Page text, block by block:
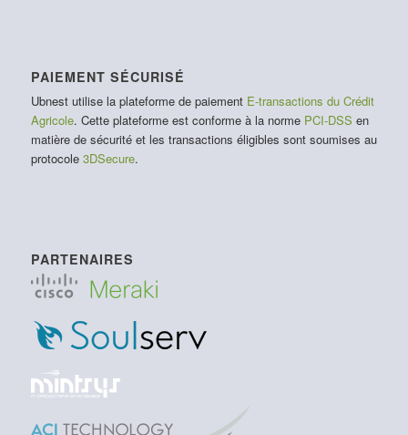
PAIEMENT SÉCURISÉ
Ubnest utilise la plateforme de paiement E-transactions du Crédit
Agricole. Cette plateforme est conforme à la norme PCI-DSS en
matière de sécurité et les transactions éligibles sont soumises au
protocole 3DSecure.
PARTENAIRES